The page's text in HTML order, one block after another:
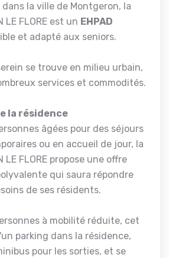
la ville de Montgeron, la
LE FLORE est un EHPAD
et adapté aux seniors.
se trouve en milieu urbain,
services et commodités.
la résidence
âgées pour des séjours
ou en accueil de jour, la
LE FLORE propose une offre
qui saura répondre
de ses résidents.
à mobilité réduite, cet
parking dans la résidence,
pour les sorties, et se